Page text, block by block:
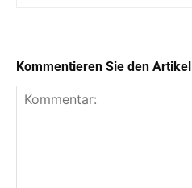
Kommentieren Sie den Artikel